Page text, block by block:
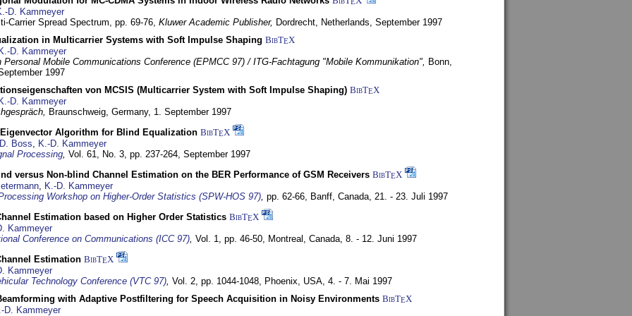
D. Kammeyer
Carrier Spread Spectrum, pp. 69-76, Kluwer Academic Publisher, Dordrecht, Netherlands, September 1997
in Multicarrier Systems with Soft Impulse Shaping BibTEX
D. Kammeyer
Personal Mobile Communications Conference (EPMCC 97) / ITG-Fachtagung "Mobile Kommunikation", Bonn,
1997
von MCSIS (Multicarrier System with Soft Impulse Shaping) BibTEX
D. Kammeyer
Braunschweig, Germany, 1. September 1997
Algorithm for Blind Equalization BibTEX
D. Boss, K.-D. Kammeyer
Processing, Vol. 61, No. 3, pp. 237-264, September 1997
versus Non-blind Channel Estimation on the BER Performance of GSM Receivers BibTEX
, K.-D. Kammeyer
Workshop on Higher-Order Statistics (SPW-HOS 97), pp. 62-66, Banff, Canada, 21. - 23. Juli 1997
Estimation based on Higher Order Statistics BibTEX
Kammeyer
Conference on Communications (ICC 97), Vol. 1, pp. 46-50, Montreal, Canada, 8. - 12. Juni 1997
Estimation BibTEX
Kammeyer
Technology Conference (VTC 97), Vol. 2, pp. 1044-1048, Phoenix, USA, 4. - 7. Mai 1997
with Adaptive Postfiltering for Speech Acquisition in Noisy Environments BibTEX
D. Kammeyer